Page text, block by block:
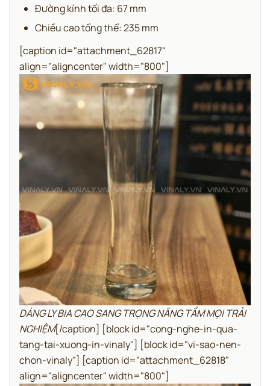
Đường kính tối đa: 67 mm
Chiều cao tổng thể: 235 mm
[caption id="attachment_62817"
align="aligncenter" width="800"]
DÁNG LY BIA CAO SANG TRỌNG NÂNG TẦM MỌI TRẢI
NGHIỆM[/caption] [block id="cong-nghe-in-qua-
tang-tai-xuong-in-vinaly"] [block id="vi-sao-nen-
chon-vinaly"] [caption id="attachment_62818"
align="aligncenter" width="800"]